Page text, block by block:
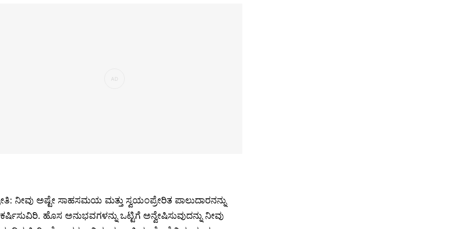
ನೀವು ಅಷ್ಟೇ ಸಾಹಸಮಯ ಮತ್ತು ಸ್ವಯಂಪ್ರೇರಿತ ಪಾಲುದಾರನನ್ನು
ಹೊಸ ಅನುಭವಗಳನ್ನು ಒಟ್ಟಿಗೆ ಅನ್ವೇಷಿಸುವುದನ್ನು ನೀವು